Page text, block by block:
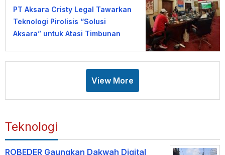
PT Aksara Cristy Legal Tawarkan
Teknologi Pirolisis “Solusi
Aksara” untuk Atasi Timbunan
View More
Teknologi
ROBEDER Gaungkan Dakwah Digital